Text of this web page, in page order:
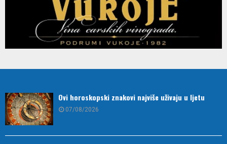
Ovi horoskopski znakovi najviše uživaju u ljetu
07/08/2026